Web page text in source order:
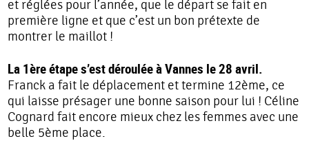
et réglées pour l’année, que le départ se fait en
première ligne et que c’est un bon prétexte de
montrer le maillot !
La 1ère étape s’est déroulée à Vannes le 28 avril.
Franck a fait le déplacement et termine 12ème, ce
qui laisse présager une bonne saison pour lui ! Céline
Cognard fait encore mieux chez les femmes avec une
belle 5ème place.